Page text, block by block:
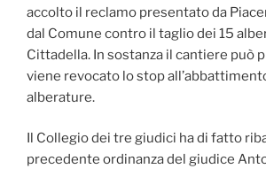
accolto il reclamo presentato da
dal Comune contro il taglio dei 15
Cittadella. In sostanza il cantiere può
viene revocato lo stop
alberature.
Il Collegio dei tre giudici ha di fatto
precedente ordinanza del giudice